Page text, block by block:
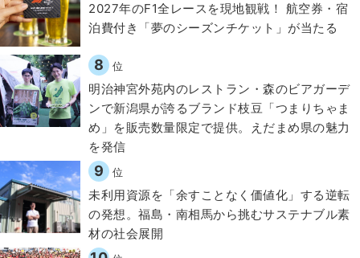
2027年のF1全レースを現地観戦！ 航空券・宿
泊費付き「夢のシーズンチケット」が当たる
8 位
明治神宮外苑内のレストラン・森のビアガーデ
ンで新潟県が誇るブランド枝豆「つまりちゃま
め」を販売数量限定で提供。えだまめ県の魅力
を発信
9 位
​​未利用資源を「余すことなく価値化」する逆転
の発想。福島・南相馬から挑むサステナブル素
材の社会展開​